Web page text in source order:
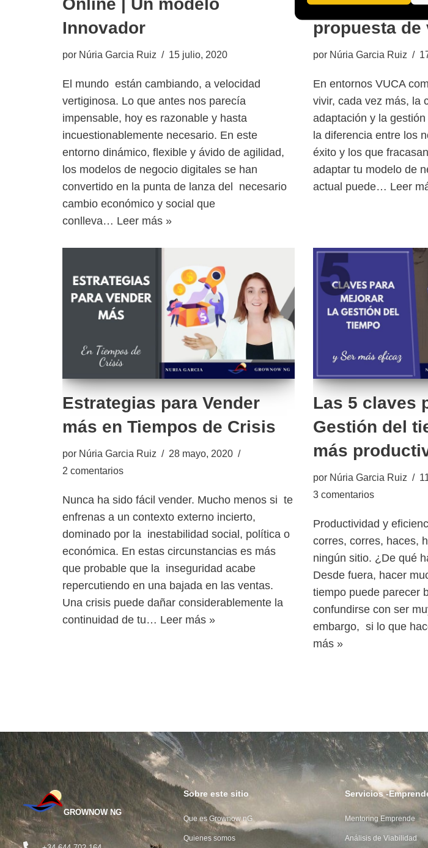
Online | Un modelo
Innovador
por Núria Garcia Ruiz 15 julio, 2020
El mundo están cambiando, a velocidad
vertiginosa. Lo que antes nos parecía
impensable, hoy es razonable y hasta
incuestionablemente necesario. En este
entorno dinámico, flexible y ávido de agilidad,
los modelos de negocio digitales se han
convertido en la punta de lanza del necesario
cambio económico y social que
conlleva… Leer más »
para acertar
propuesta de
por Núria Garcia Ruiz
En entornos VUCA
vivir, cada vez más, la
adaptación y la
la diferencia entre los
éxito y los que
adaptar tu modelo de
actual puede… Leer
Estrategias para Vender
más en Tiempos de Crisis
por Núria Garcia Ruiz
28 mayo, 2020
2 comentarios
Nunca ha sido fácil vender. Mucho menos si te
enfrenas a un contexto externo incierto,
dominado por la inestabilidad social, política o
económica. En estas circunstancias es más
que probable que la inseguridad acabe
repercutiendo en una bajada en las ventas.
Una crisis puede dañar considerablemente la
continuidad de tu… Leer más »
Las 5 claves
Gestión del
más
por Núria Garcia Ruiz
3 comentarios
Productividad y
corres, corres, haces,
ningún sitio. ¿De qué
Desde fuera, hacer
tiempo puede parecer
confundirse con ser
embargo, si lo que
más »
GROWNOW NG
Sobre este sitio
Que es Grownow nG
Quienes somos
Servicios -
Mentoring Emprende
Análisis de Viabilidad